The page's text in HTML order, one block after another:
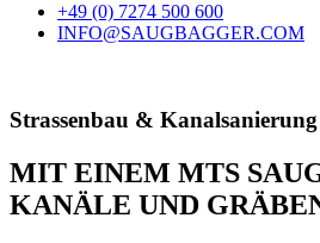
+49 (0) 7274 500 600
INFO@SAUGBAGGER.COM
Strassenbau & Kanalsanierung
MIT EINEM MTS
KANÄLE UND